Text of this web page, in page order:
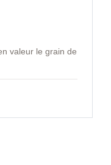
valeur le grain de